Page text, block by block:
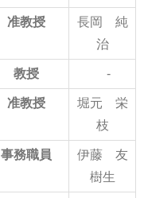
准教授
長岡 純
治
教授 -
准教授
堀元 栄
枝
事務職員
伊藤 友
樹生